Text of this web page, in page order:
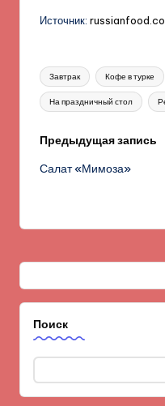
Источник:
Метки:
Завтрак Кофе в турке
На праздничный стол
Навигация
записи
Предыдущая запись
Салат «Мимоза»
Поиск